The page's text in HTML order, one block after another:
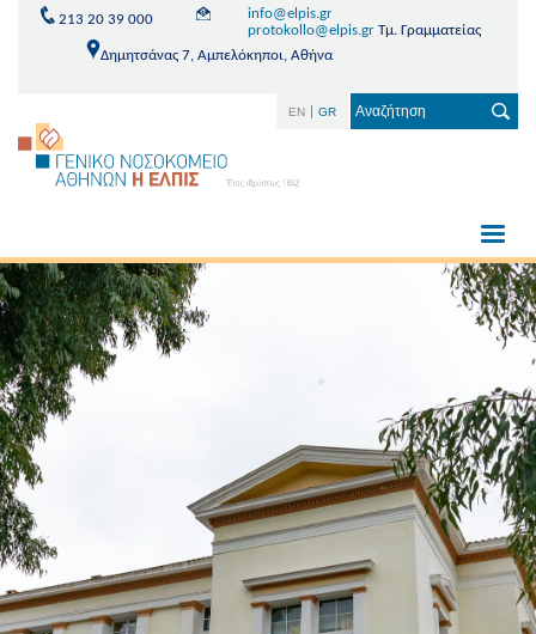
213 20 39 000
info@elpis.gr
protokollo@elpis.grΤμ. Γραμματείας
Δημητσάνας 7, Αμπελόκηποι, Αθήνα
EN GR